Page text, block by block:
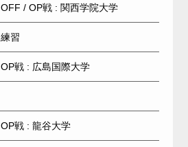
OFF / OP戦 : 関西学院大学
練習
OP戦 : 広島国際大学
OP戦 : 龍谷大学